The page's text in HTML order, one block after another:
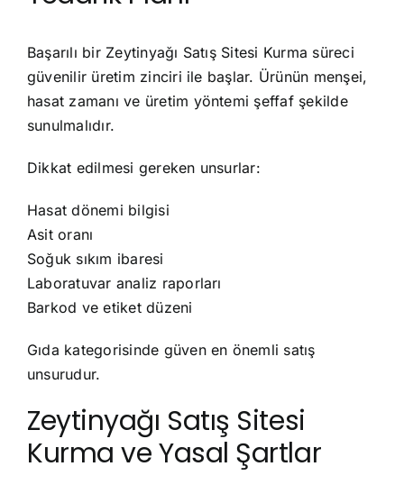
Başarılı bir Zeytinyağı Satış Sitesi Kurma süreci
güvenilir üretim zinciri ile başlar. Ürünün menşei,
hasat zamanı ve üretim yöntemi şeffaf şekilde
sunulmalıdır.
Dikkat edilmesi gereken unsurlar:
Hasat dönemi bilgisi
Asit oranı
Soğuk sıkım ibaresi
Laboratuvar analiz raporları
Barkod ve etiket düzeni
Gıda kategorisinde güven en önemli satış
unsurudur.
Zeytinyağı Satış Sitesi
Kurma ve Yasal Şartlar